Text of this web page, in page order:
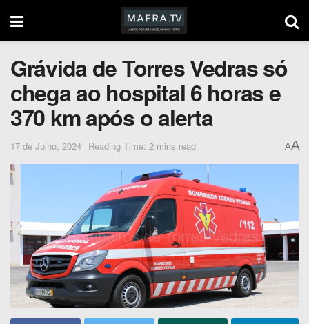
Grávida de Torres Vedras só
chega ao hospital 6 horas e
370 km após o alerta
17 de Julho, 2024 Reading Time: 2 mins read AA